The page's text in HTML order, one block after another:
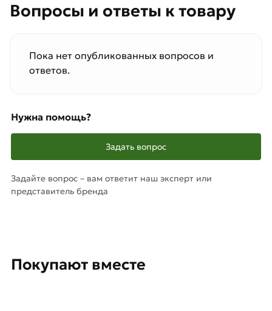
Вопросы и ответы к товару
Пока нет опубликованных вопросов и
ответов.
Нужна помощь?
Задать вопрос
Задайте вопрос – вам ответит наш эксперт или
представитель бренда
Покупают вместе